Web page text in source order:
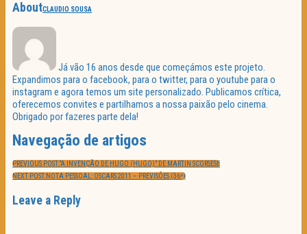
AboutCLAUDIO SOUSA
Já vão 16 anos desde que começámos este projeto.
Expandimos para o facebook, para o twitter, para o youtube para o
instagram e agora temos um site personalizado. Publicamos crítica,
oferecemos convites e partilhamos a nossa paixão pelo cinema.
Obrigado por fazeres parte dela!
Navegação de artigos
PREVIOUS POST:“A INVENÇÃO DE HUGO (HUGO)” DE MARTIN SCORSESE
NEXT POST:NOTA PESSOAL: OSCARS 2011 – PREVISÕES (36ª)
Leave a Reply